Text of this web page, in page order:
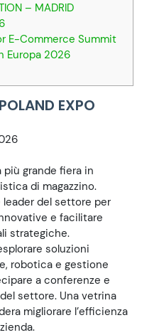
– MADRID
E-Commerce Summit
Europa 2026
EXPO
più grande fiera in
di magazzino.
del settore per
e facilitare
strategiche.
soluzioni
robotica e gestione
a conferenze e
settore. Una vetrina
migliorare l’efficienza